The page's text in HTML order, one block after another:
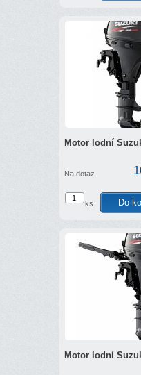
Motor lodní
Na dotaz
ks
Motor lodní